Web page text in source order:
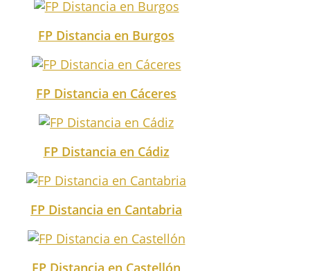
FP Distancia en Burgos
FP Distancia en Cáceres
FP Distancia en Cádiz
FP Distancia en Cantabria
FP Distancia en Castellón